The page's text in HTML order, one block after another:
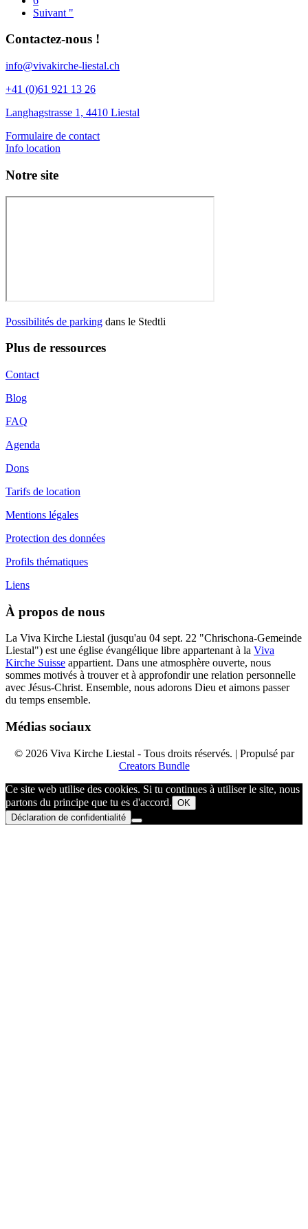
Suivant "
Contactez-nous !
info@vivakirche-liestal.ch
+41 (0)61 921 13 26
Langhagstrasse 1, 4410 Liestal
Formulaire de contact
Info location
Notre site
Possibilités de parking dans le Stedtli
Plus de ressources
Contact
Blog
FAQ
Agenda
Dons
Tarifs de location
Mentions légales
Protection des données
Profils thématiques
Liens
À propos de nous
La Viva Kirche Liestal (jusqu'au 04 sept. 22 "Chrischona-Gemeinde
Liestal") est une église évangélique libre appartenant à la Viva
Kirche Suisse appartient. Dans une atmosphère ouverte, nous
sommes motivés à trouver et à approfondir une relation personnelle
avec Jésus-Christ. Ensemble, nous adorons Dieu et aimons passer
du temps ensemble.
Médias sociaux
© 2026 Viva Kirche Liestal - Tous droits réservés. | Propulsé par
Creators Bundle
Ce site web utilise des cookies. Si tu continues à utiliser le site, nous
partons du principe que tu es d'accord. OK
Déclaration de confidentialité